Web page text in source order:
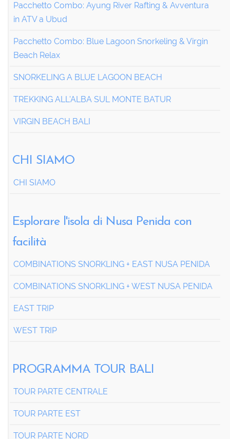
Pacchetto Combo: Ayung River Rafting & Avventura
in ATV a Ubud
Pacchetto Combo: Blue Lagoon Snorkeling & Virgin
Beach Relax
SNORKELING A BLUE LAGOON BEACH
TREKKING ALL'ALBA SUL MONTE BATUR
VIRGIN BEACH BALI
CHI SIAMO
CHI SIAMO
Esplorare l'isola di Nusa Penida con
facilità
COMBINATIONS SNORKLING + EAST NUSA PENIDA
COMBINATIONS SNORKLING + WEST NUSA PENIDA
EAST TRIP
WEST TRIP
PROGRAMMA TOUR BALI
TOUR PARTE CENTRALE
TOUR PARTE EST
TOUR PARTE NORD